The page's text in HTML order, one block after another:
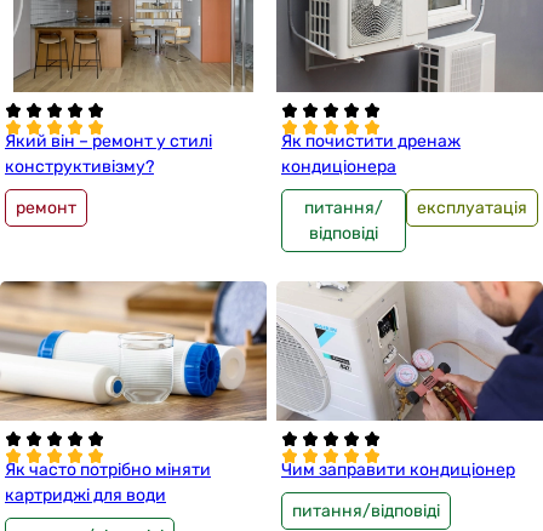
Який він – ремонт у стилі
конструктивізму?
ремонт
Як почистити дренаж
кондиціонера
питання/
відповіді
експлуатація
Як часто потрібно міняти
картриджі для води
Чим заправити кондиціонер
питання/відповіді